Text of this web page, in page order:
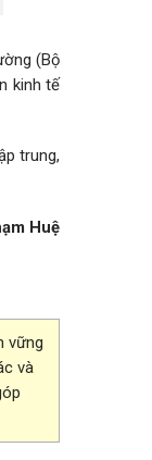
(Bộ
kinh tế
trung,
Huệ
vững
và